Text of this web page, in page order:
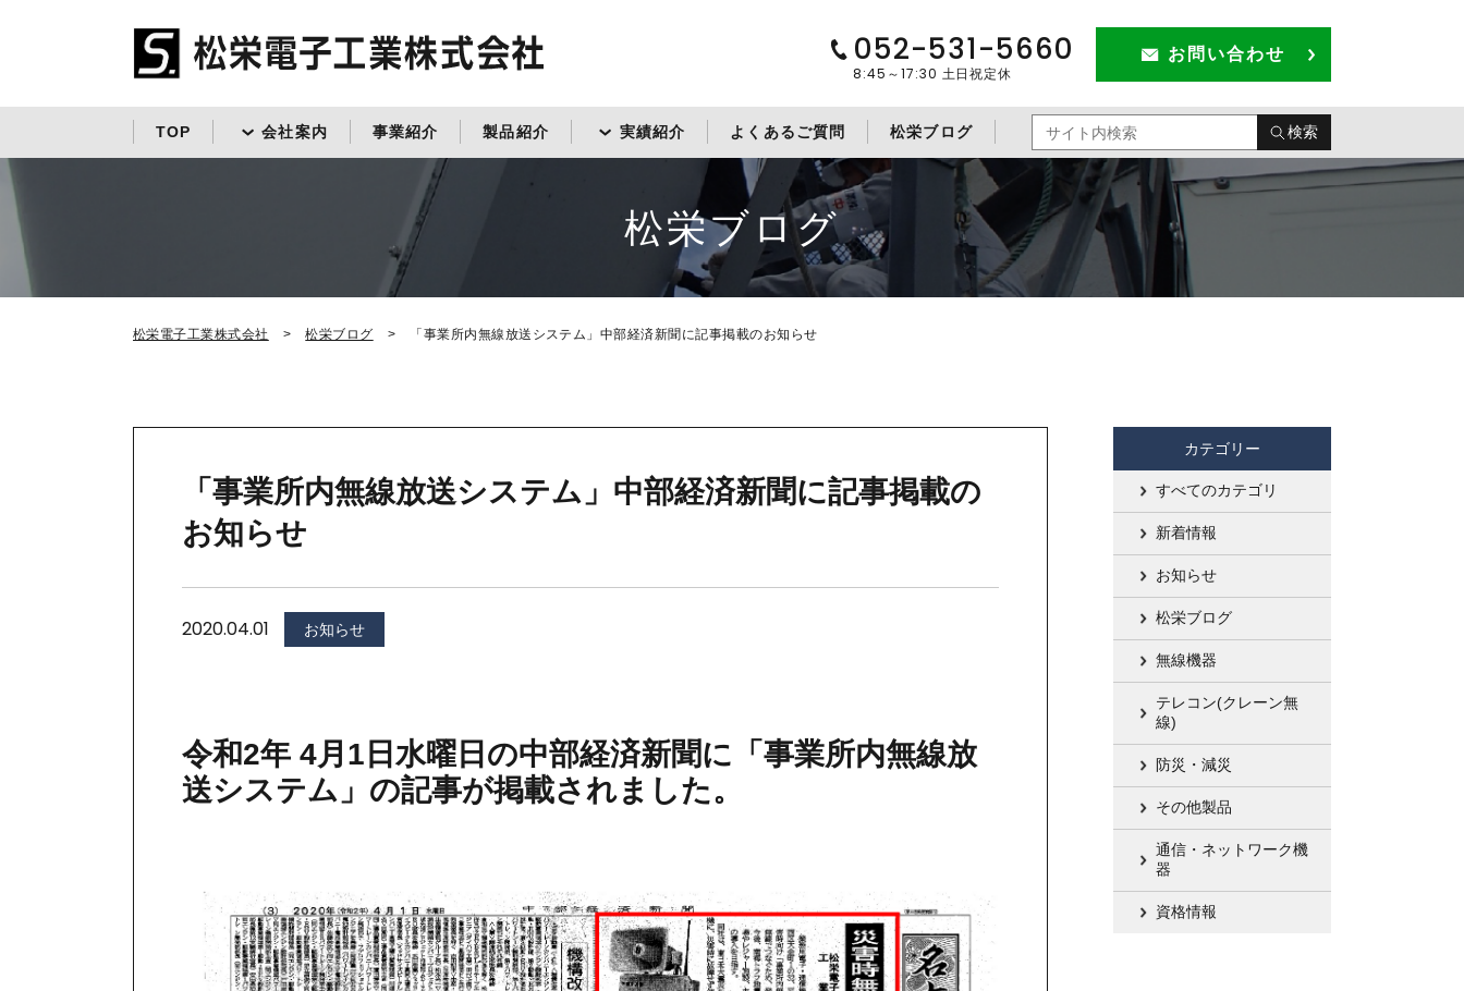
052-531-5660
8:45～17:30 土日祝定休
お問い合わせ
TOP 会社案内 事業紹介 製品紹介 実績紹介 よくあるご質問 松栄ブログ 検索
松栄ブログ
松栄電子工業株式会社 松栄ブログ 「事業所内無線放送システム」中部経済新聞に記事掲載のお知らせ
「事業所内無線放送システム」中部経済新聞に記事掲載の
お知らせ
2020.04.01 お知らせ
令和2年 4月1日水曜日の中部経済新聞に「事業所内無線放
送システム」の記事が掲載されました。
カテゴリー
すべてのカテゴリ
新着情報
お知らせ
松栄ブログ
無線機器
テレコン(クレーン無
線)
防災・減災
その他製品
通信・ネットワーク機
器
資格情報